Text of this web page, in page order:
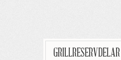
GRILLRESERVDELAR